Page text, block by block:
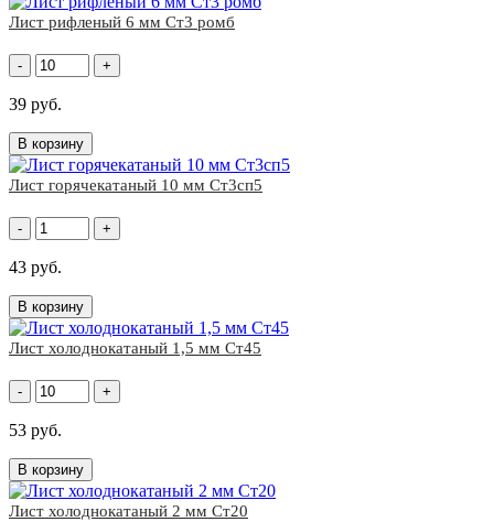
Лист рифленый 6 мм Ст3 ромб
- +
39 руб.
В корзину
Лист горячекатаный 10 мм Ст3сп5
- +
43 руб.
В корзину
Лист холоднокатаный 1,5 мм Ст45
- +
53 руб.
В корзину
Лист холоднокатаный 2 мм Ст20